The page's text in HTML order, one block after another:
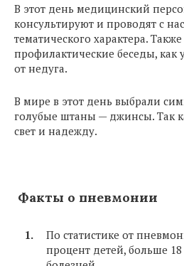
В этот день медицинский
консультируют и проводят с
тематического характера. Также
профилактические беседы, как
от недуга.
В мире в этот день выбрали
голубые штаны — джинсы. Так
свет и надежду.
Факты о пневмонии
По статистике от
процент детей, больше